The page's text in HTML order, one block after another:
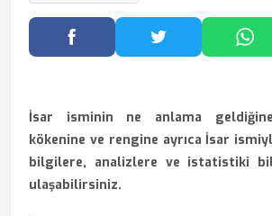
Facebook'ta Paylaş
Twitter'da
İsar isminin ne anlama
kökenine ve rengine ayrıca İsar
bilgilere, analizlere ve istatistiki
ulaşabilirsiniz.